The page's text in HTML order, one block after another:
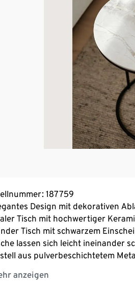
187759
Design mit dekorativen
Tisch mit hochwertiger
Tisch mit schwarzem
lassen sich leicht ineinander
aus pulverbeschichtetem
anzeigen
höhenverstellbarer Füße